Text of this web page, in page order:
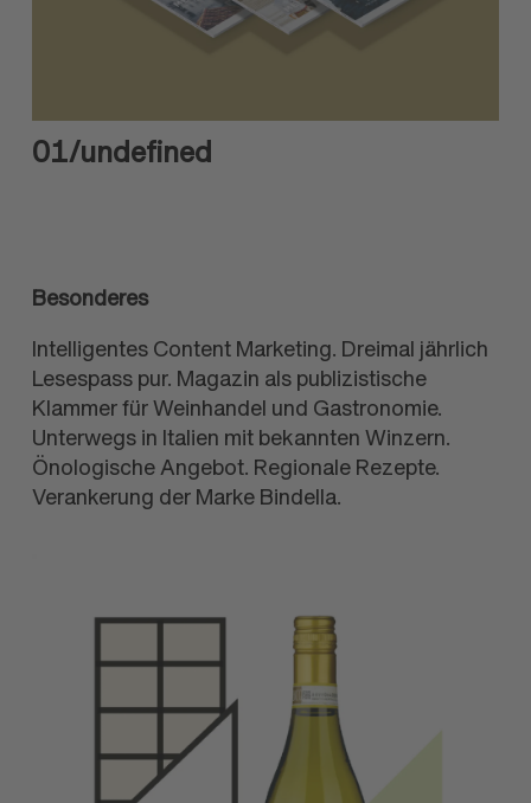
01/undefined
Besonderes
Intelligentes Content Marketing. Dreimal jährlich
Lesespass pur. Magazin als publizistische
Klammer für Weinhandel und Gastronomie.
Unterwegs in Italien mit bekannten Winzern.
Önologische Angebot. Regionale Rezepte.
Verankerung der Marke Bindella.